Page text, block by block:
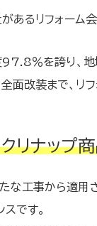
あるリフォーム
％を誇り、地
面改装まで、リ
リナップ
な工事から適用
スです。